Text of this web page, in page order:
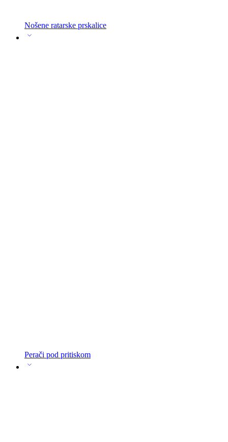
Nošene ratarske prskalice
Perači pod pritiskom